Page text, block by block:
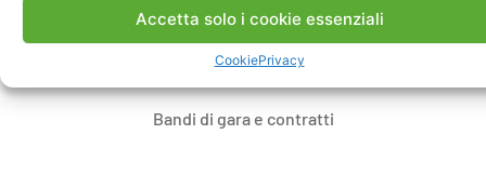
Accetta solo i cookie essenziali
CookiePrivacy
Dove siamo
Bandi di gara e contratti